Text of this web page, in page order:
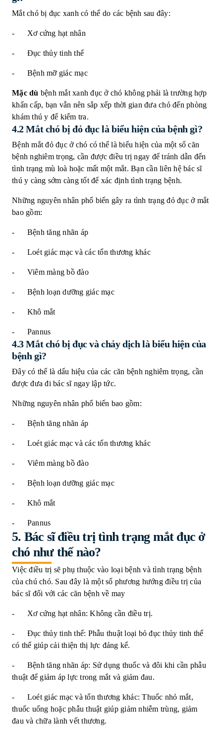
Mắt chó bị đục xanh có thể do các bệnh sau đây:
- Xơ cứng hạt nhân
- Đục thủy tinh thể
- Bệnh mỡ giác mạc
Mặc dù bệnh mắt xanh đục ở chó không phải là trường hợp
khẩn cấp, bạn vẫn nên sắp xếp thời gian đưa chó đến phòng
khám thú y để kiểm tra.
4.2 Mắt chó bị đỏ đục là biểu hiện của bệnh gì?
Bệnh mắt đỏ đục ở chó có thể là biểu hiện của một số căn
bệnh nghiêm trọng, cần được điều trị ngay để tránh dẫn đến
tình trạng mù loà hoặc mất một mắt. Bạn cần liên hệ bác sĩ
thú y càng sớm càng tốt để xác định tình trạng bệnh.
Những nguyên nhân phổ biến gây ra tình trạng đỏ đục ở mắt
bao gồm:
- Bệnh tăng nhãn áp
- Loét giác mạc và các tổn thương khác
- Viêm màng bồ đào
- Bệnh loạn dưỡng giác mạc
- Khô mắt
- Pannus
4.3 Mắt chó bị đục và chảy dịch là biểu hiện của
bệnh gì?
Đây có thể là dấu hiệu của các căn bệnh nghiêm trọng, cần
được đưa đi bác sĩ ngay lập tức.
Những nguyên nhân phổ biến bao gồm:
- Bệnh tăng nhãn áp
- Loét giác mạc và các tổn thương khác
- Viêm màng bồ đào
- Bệnh loạn dưỡng giác mạc
- Khô mắt
- Pannus
5. Bác sĩ điều trị tình trạng mắt đục ở
chó như thế nào?
Việc điều trị sẽ phụ thuộc vào loại bệnh và tình trạng bệnh
của chú chó. Sau đây là một số phương hướng điều trị của
bác sĩ đối với các căn bệnh về may
- Xơ cứng hạt nhân: Không cần điều trị.
- Đục thủy tinh thể: Phẫu thuật loại bỏ đục thủy tinh thể
có thể giúp cải thiện thị lực đáng kể.
- Bệnh tăng nhãn áp: Sử dụng thuốc và đôi khi cần phẫu
thuật để giảm áp lực trong mắt và giảm đau.
- Loét giác mạc và tổn thương khác: Thuốc nhỏ mắt,
thuốc uống hoặc phẫu thuật giúp giảm nhiễm trùng, giảm
đau và chữa lành vết thương.